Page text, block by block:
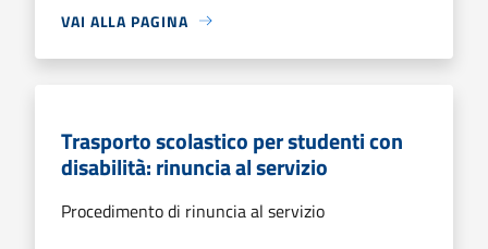
VAI ALLA PAGINA
Trasporto scolastico per studenti con
disabilità: rinuncia al servizio
Procedimento di rinuncia al servizio